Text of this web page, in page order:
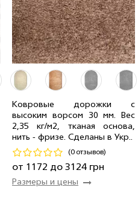
Ковровые дорожки с
высоким ворсом 30 мм. Вес
2,35 кг/м2, тканая основа,
нить - фризе. Сделаны в Укр..
(0 отзывов)
от 1172 до 3124 грн
Размеры и цены
2.00 м 15 мп 1 562 грн/мп
1.50 м 1 172 грн/мп
3.00 м 21 мп
2 343 грн/мп
4.00 м
6 мп 3 124 грн/мп
Код 19528